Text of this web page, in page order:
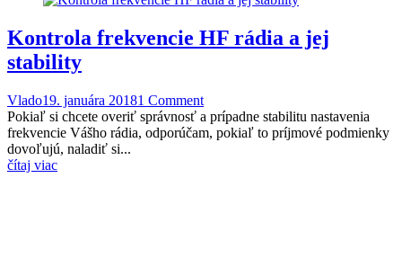
Kontrola frekvencie HF rádia a jej
stability
Vlado19. januára 20181 Comment
Pokiaľ si chcete overiť správnosť a prípadne stabilitu nastavenia
frekvencie Vášho rádia, odporúčam, pokiaľ to príjmové podmienky
dovoľujú, naladiť si...
čítaj viac